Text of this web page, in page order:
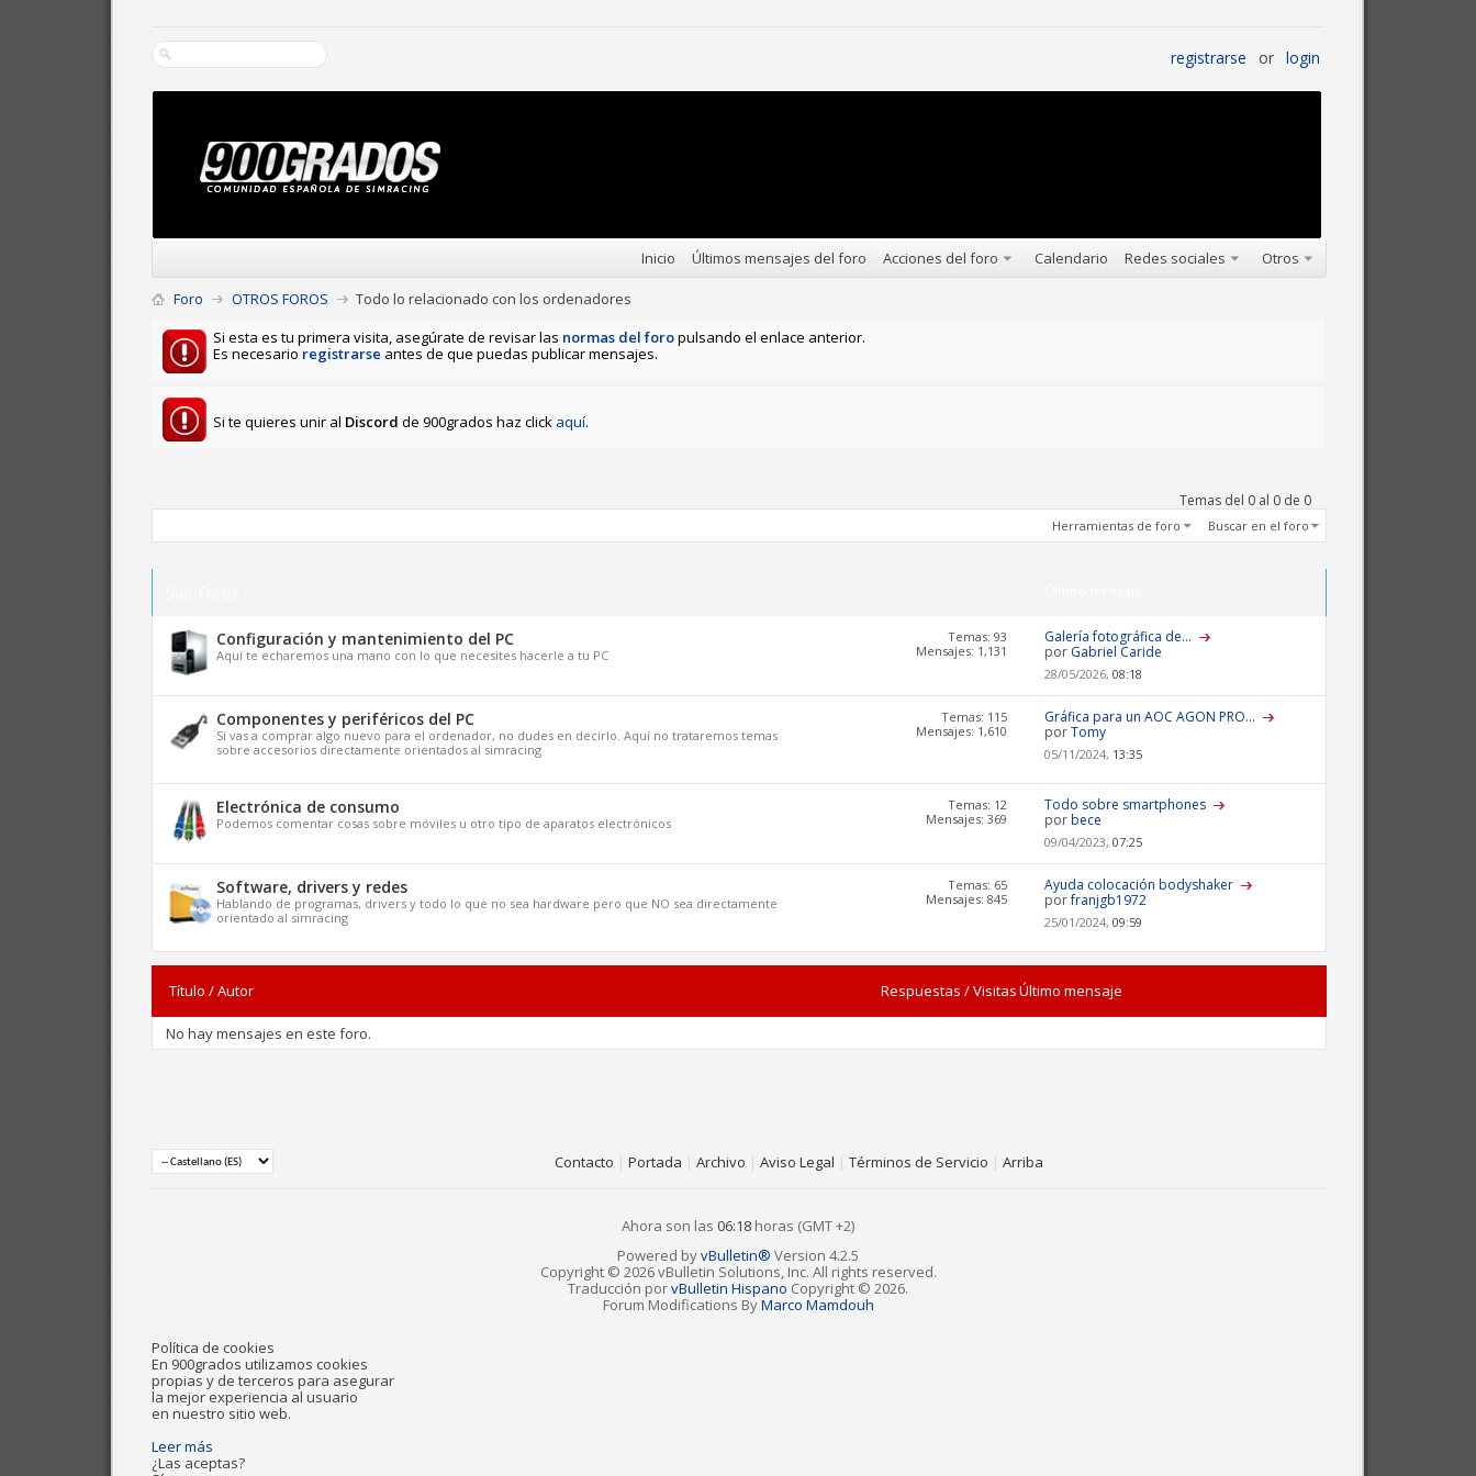
registrarse or login
Inicio Últimos mensajes del foro Acciones del foro Calendario Redes sociales Otros
Foro OTROS FOROS
Todo lo relacionado con los ordenadores
Si esta es tu primera visita, asegúrate de revisar las normas del foropulsando el enlace anterior.
Es necesario registrarse antes de que puedas publicar mensajes.
Si te quieres unir al Discord de 900grados haz click aquí.
Temas del 0 al 0 de 0
Herramientas de foro Buscar en el foro
Configuración y mantenimiento del PC
Aquí te echaremos una mano con lo que necesites hacerle a tu PC
Temas: 93
Mensajes: 1,131
Galería fotográfica de...
por Gabriel Caride
28/05/2026, 08:18
Componentes y periféricos del PC
Si vas a comprar algo nuevo para el ordenador, no dudes en decirlo. Aquí no trataremos temas
sobre accesorios directamente orientados al simracing
Temas: 115
Mensajes: 1,610
Gráfica para un AOC AGON PRO...
porTomy
05/11/2024, 13:35
Electrónica de consumo
Podemos comentar cosas sobre móviles u otro tipo de aparatos electrónicos
Temas: 12
Mensajes: 369
Todo sobre smartphones
porbece
09/04/2023, 07:25
Software, drivers y redes
Hablando de programas, drivers y todo lo que no sea hardware pero que NO sea directamente
orientado al simracing
Temas: 65
Mensajes: 845
Ayuda colocación bodyshaker
porfranjgb1972
25/01/2024, 09:59
Título /Autor Respuestas /VisitasÚltimo mensaje
No hay mensajes en este foro.
Contacto | Portada | Archivo | Aviso Legal | Términos de Servicio | Arriba
Ahora son las 06:18 horas (GMT +2)
Powered byvBulletin® Version 4.2.5
Copyright © 2026 vBulletin Solutions, Inc. All rights reserved.
Traducción porvBulletin Hispano Copyright © 2026.
Forum Modifications ByMarco Mamdouh
Política de cookies
En 900grados utilizamos cookies
propias y de terceros para asegurar
la mejor experiencia al usuario
en nuestro sitio web.
Leer más
¿Las aceptas?